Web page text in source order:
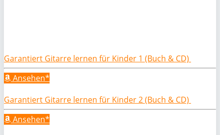
Garantiert Gitarre lernen für Kinder 1 (Buch & CD)
Ansehen*
Garantiert Gitarre lernen für Kinder 2 (Buch & CD)
Ansehen*